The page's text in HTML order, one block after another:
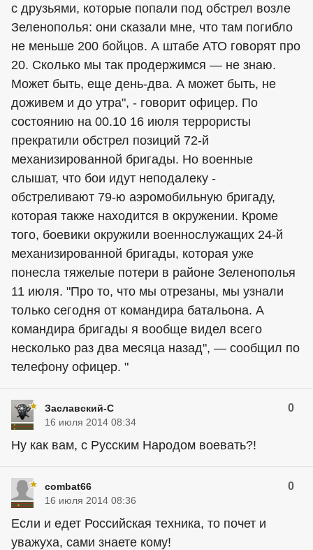
с друзьями, которые попали под обстрел возле
Зеленополья: они сказали мне, что там погибло
не меньше 200 бойцов. А штабе АТО говорят про
20. Сколько мы так продержимся — не знаю.
Может быть, еще день-два. А может быть, не
доживем и до утра", - говорит офицер. По
состоянию на 00.10 16 июля террористы
прекратили обстрел позиций 72-й
механизированной бригады. Но военные
слышат, что бои идут неподалеку -
обстреливают 79-ю аэромобильную бригаду,
которая также находится в окружении. Кроме
того, боевики окружили военнослужащих 24-й
механизированной бригады, которая уже
понесла тяжелые потери в районе Зеленополья
11 июля. "Про то, что мы отрезаны, мы узнали
только сегодня от командира батальона. А
командира бригады я вообще видел всего
несколько раз два месяца назад", — сообщил по
телефону офицер. "
Заславский-С 0
16 июля 2014 08:34
Ну как вам, с Русским Народом воевать?!
combat66 0
16 июля 2014 08:36
Если и едет Российская техника, то почет и
уважуха, сами знаете кому!